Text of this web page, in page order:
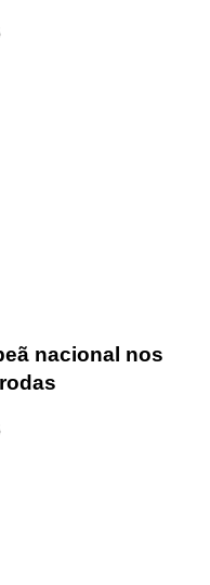
nacional nos